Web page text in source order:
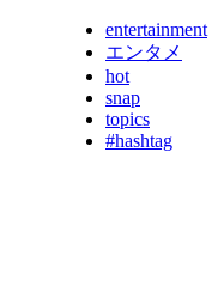
entertainment
エンタメ
hot
snap
topics
#hashtag